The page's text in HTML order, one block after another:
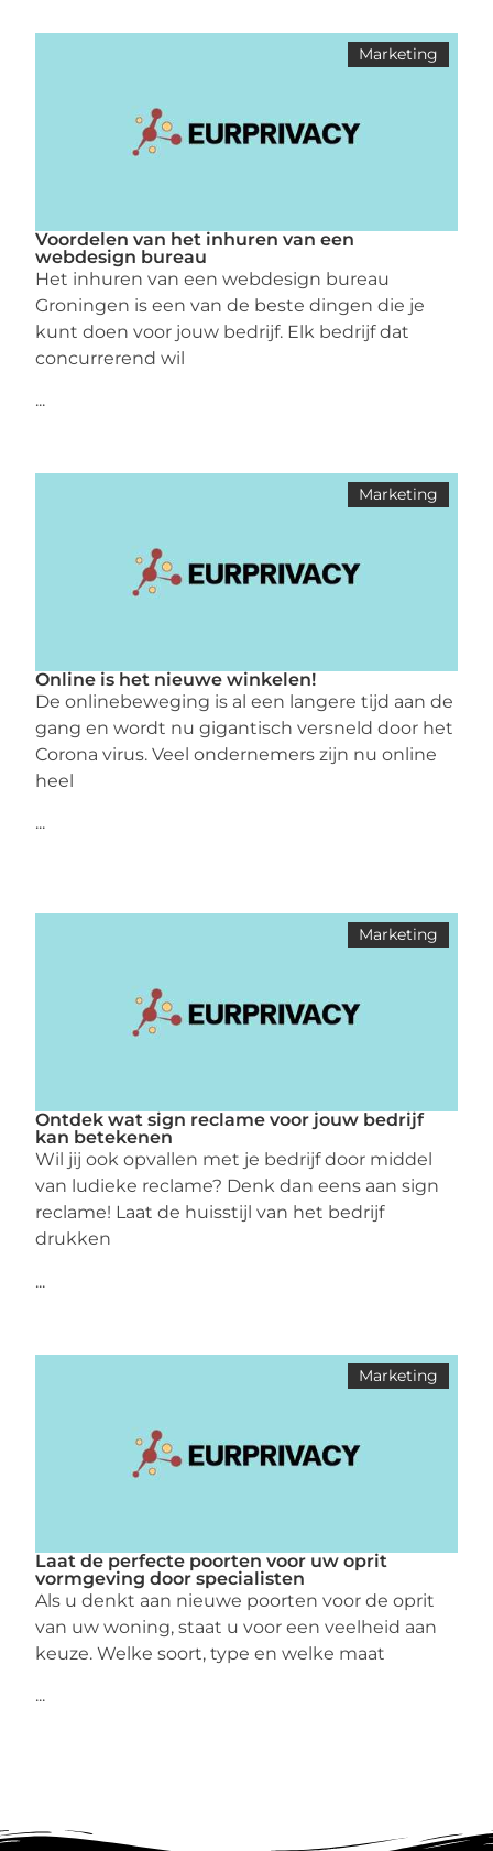
Marketing
Voordelen van het inhuren van een
webdesign bureau
Het inhuren van een webdesign bureau
Groningen is een van de beste dingen die je
kunt doen voor jouw bedrijf. Elk bedrijf dat
concurrerend wil
...
Marketing
Online is het nieuwe winkelen!
De onlinebeweging is al een langere tijd aan de
gang en wordt nu gigantisch versneld door het
Corona virus. Veel ondernemers zijn nu online
heel
...
Marketing
Ontdek wat sign reclame voor jouw bedrijf
kan betekenen
Wil jij ook opvallen met je bedrijf door middel
van ludieke reclame? Denk dan eens aan sign
reclame! Laat de huisstijl van het bedrijf
drukken
...
Marketing
Laat de perfecte poorten voor uw oprit
vormgeving door specialisten
Als u denkt aan nieuwe poorten voor de oprit
van uw woning, staat u voor een veelheid aan
keuze. Welke soort, type en welke maat
...